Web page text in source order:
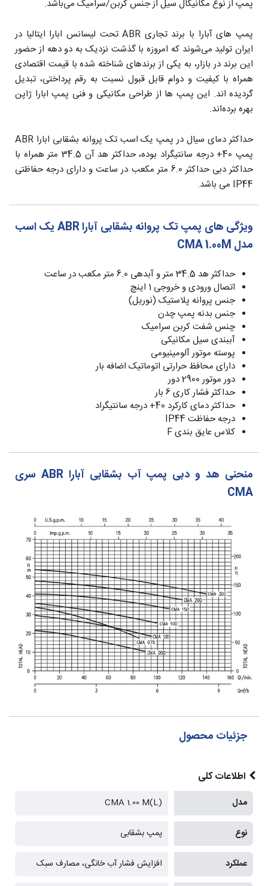
پمپ از نوع مکانیکال سیل از جنس کربن/سرامیک می‌باشد.
پمپ های آبارا با برند تجاری ABR تحت لیسانس ابارا ایتالیا در
ایران تولید می‌‎شوند که امروزه با گذشت نزدیک به دو دهه از حضور
این برند در بازار، به یکی از برندهای شناخته شده با قیمت اقتصادی
همراه با کیفیت و دوام قابل قبول نسبت به رقم پرداختی، تبدیل
گردیده اند. این پمپ ها از طراحی مکانیکی و فنی پمپ ابارا ژاپن
بهره برده‌اند.
حداکثر دمای سیال در پمپ یک اسب تک پروانه بشقابی ابارا ABR
پمپ 40+ درجه سانتیگراد بوده، حداکثر هد آن 34.5 متر همراه با
حداکثر دبی حداکثر 6.0 متر مکعب در ساعت و دارای درجه حفاظتی
IP44 می باشد.
ویژگی های پمپ تک پروانه بشقابی آبارا ABR یک اسب
مدل CMA 1.00M
حداکثر هد 34.5 متر و آبدهی 6.0 متر مکعب در ساعت
اتصال ورودی و خروجی 1 اینچ
جنس پروانه پلاستیک (نوریل)
جنس بدنه پمپ چدن
چنس شفت کربن سرامیک
آببندی سیل مکانیکی
پوسته موتور آلومینیومی
دارای محافظ حرارتی اتوماتیک اضافه بار
دور موتور 2900 دور
حداکثر فشار کاری 6 بار
حداکثر دمای کارکرد 40+ درجه سانتیگراد
درجه حفاظت IP44
کلاس عایق بندی F
منحنی هد و دبی پمپ آب بشقابی آبارا ABR سری
CMA
جزئیات محصول
اطلاعات کلی
مدل CMA 1.00 M(L)
نوع پمپ بشقابی
عملکرد افزایش فشار آب خانگی، مصارف سبک